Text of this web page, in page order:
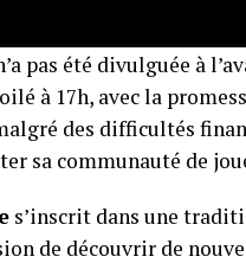
pas été divulguée à
à 17h, avec la
des difficultés
sa communauté de
s’inscrit dans une
de découvrir de